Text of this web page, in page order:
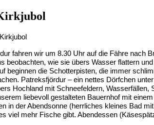
Kirkjubol
fahren wir um 8.30 Uhr auf die Fähre nach
wie sie übers Wasser flattern
beginnen die Schotterpisten, die immer
Patreksfjördur – ein nettes Dörfchen
Hochland mit Schneefeldern,
liebevoll gestalteten Bauernhof mit
in der Abendsonne (herrliches kleines Bad
viel mehr Fische gibt. Abendessen